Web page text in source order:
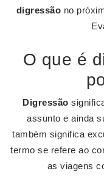
digressão no
O que é
Digressão
assunto e ainda
também significa
termo se refere ao
as viagens